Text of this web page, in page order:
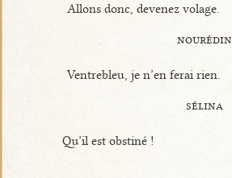
Allons donc, devenez volage.
nourédin
Ventrebleu, je n’en ferai rien.
sélina
Qu’il est obstiné !